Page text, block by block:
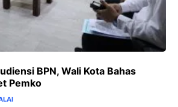
BPN, Wali Kota Bahas
Pemko